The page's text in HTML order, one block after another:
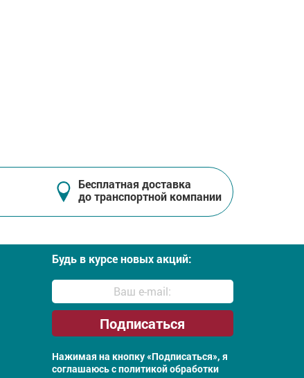
Бесплатная доставка
до транспортной компании
Будь в курсе новых акций:
Нажимая на кнопку «Подписаться», я
соглашаюсь сполитикой обработки